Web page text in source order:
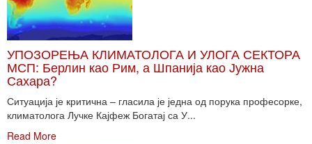
УПОЗОРЕЊА КЛИМАТОЛОГА И УЛОГА СЕКТОРА
МСП: Берлин као Рим, а Шпанија као Јужна
Сахара?
Ситуација је критична – гласила је једна од порука професорке,
климатолога Лучке Кајфеж Богатај са У...
Read More